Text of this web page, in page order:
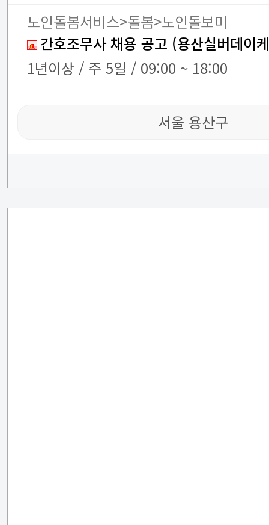
노인돌봄서비스>돌봄>노인돌보미
간호조무사 채용 공고 (용산실버데이
1년이상 / 주 5일 / 09:00 ~ 18:00
서울 용산구